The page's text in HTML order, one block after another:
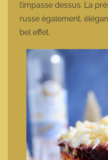
l’impasse dessus. La
russe également,
bel effet.